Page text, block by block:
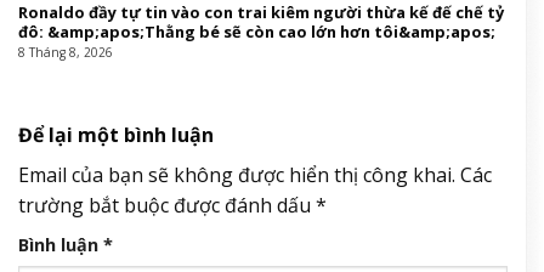
Ronaldo đầy tự tin vào con trai kiêm người thừa kế đế chế tỷ
đô: &amp;apos;Thằng bé sẽ còn cao lớn hơn tôi&amp;apos;
8 Tháng 8, 2026
Để lại một bình luận
Email của bạn sẽ không được hiển thị công khai. Các
trường bắt buộc được đánh dấu *
Bình luận *